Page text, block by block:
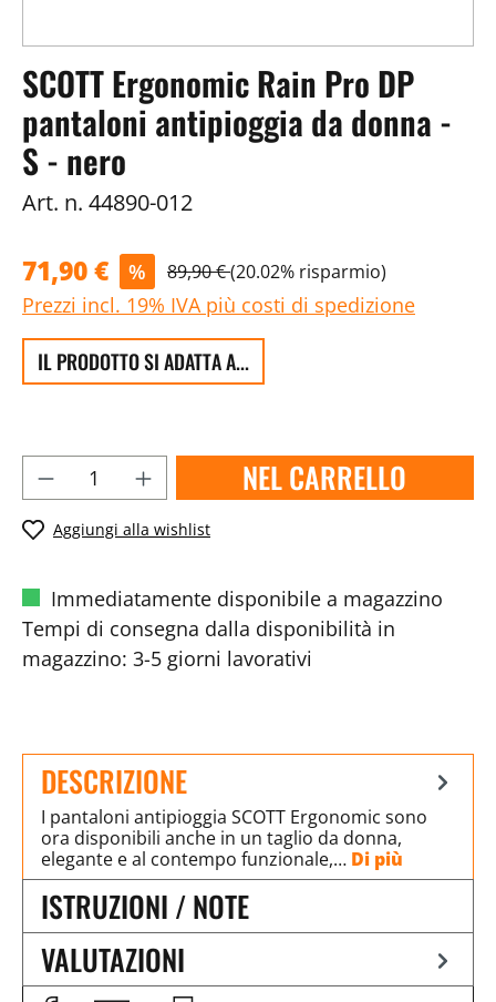
SCOTT Ergonomic Rain Pro DP
pantaloni antipioggia da donna -
S - nero
Art. n. 44890-012
71,90 € % 89,90 €(20.02% risparmio)
Prezzi incl. 19% IVA più costi di spedizione
IL PRODOTTO SI ADATTA A...
NEL CARRELLO
Aggiungi alla wishlist
Immediatamente disponibile a magazzino
Tempi di consegna dalla disponibilità in
magazzino: 3-5 giorni lavorativi
DESCRIZIONE
I pantaloni antipioggia SCOTT Ergonomic sono
ora disponibili anche in un taglio da donna,
elegante e al contempo funzionale,… Di più
ISTRUZIONI / NOTE
VALUTAZIONI